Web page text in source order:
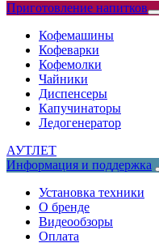
Приготовление напитков
Кофемашины
Кофеварки
Кофемолки
Чайники
Диспенсеры
Капучинаторы
Ледогенератор
АУТЛЕТ
Информация и поддержка
Установка техники
О бренде
Видеообзоры
Оплата